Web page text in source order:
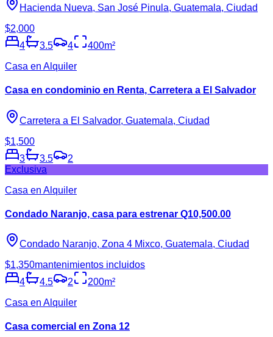
Hacienda Nueva, San José Pinula, Guatemala, Ciudad
$2,000
4
3.5 4 400m²
Casa en Alquiler
Casa en condominio en Renta, Carretera a El Salvador
Carretera a El Salvador, Guatemala, Ciudad
$1,500
3
3.5
2
Exclusiva
Casa en Alquiler
Condado Naranjo, casa para estrenar Q10,500.00
Condado Naranjo, Zona 4 Mixco, Guatemala, Ciudad
$1,350mantenimientos incluidos
4
4.5 2 200m²
Casa en Alquiler
Casa comercial en Zona 12